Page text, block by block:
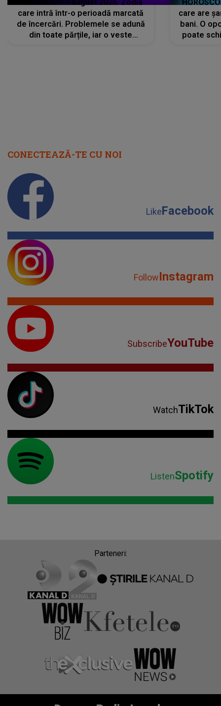
Despre Radio Impuls
Frecvențe Radio Impuls
Politica de confidentialitate
Politica de cookies
Contact